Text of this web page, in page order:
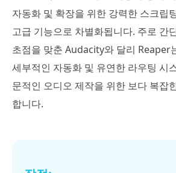
자동화 및 확장을 위한 강력한 스크립
고급 기능으로 차별화됩니다. 주로 간
초점을 맞춘 Audacity와 달리 Reaper
세부적인 자동화 및 유연한 라우팅 시
문적인 오디오 제작을 위한 보다 복잡
합니다.